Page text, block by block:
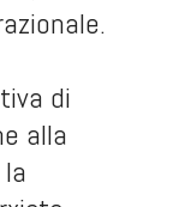
di
alla